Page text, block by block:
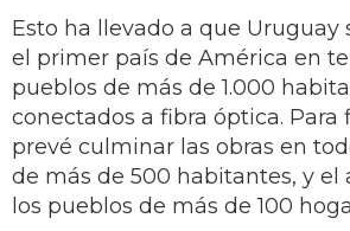
Esto ha llevado a que Uruguay
el primer país de América en
pueblos de más de 1.000
conectados a fibra óptica. Para
prevé culminar las obras en
de más de 500 habitantes, y el
los pueblos de más de 100